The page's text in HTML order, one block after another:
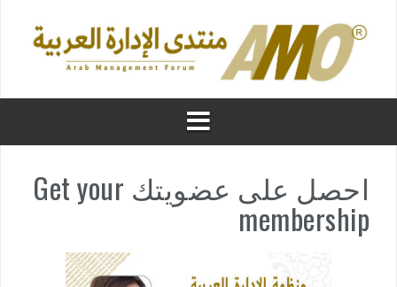
احصل على عضويتك Get your
membership